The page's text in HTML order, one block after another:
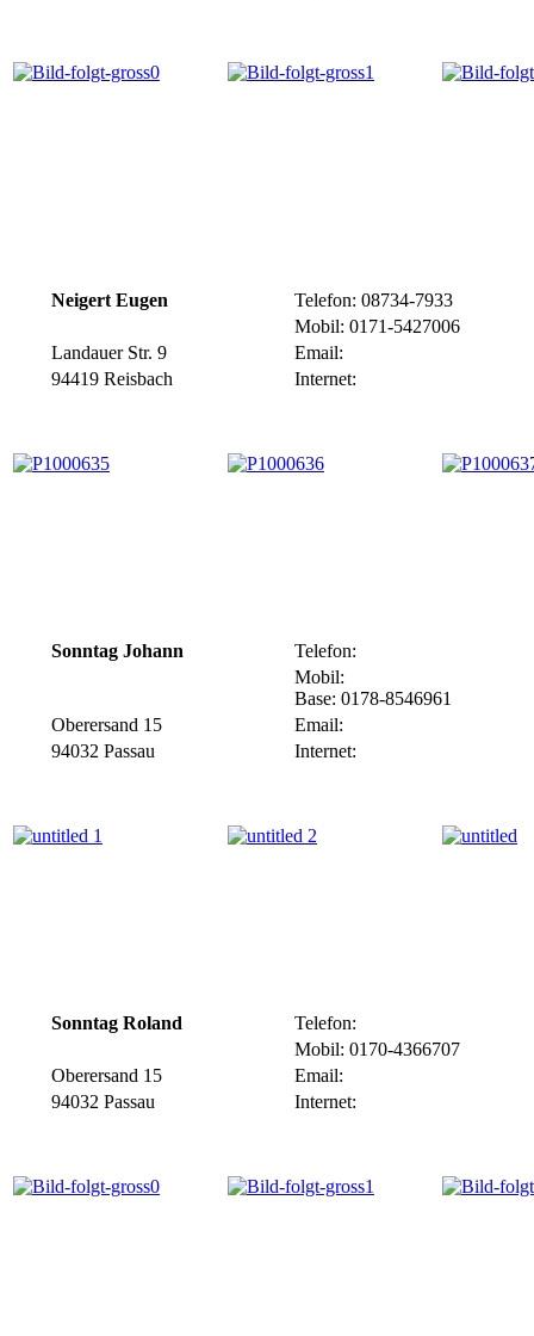
Neigert Eugen
Telefon: 08734-7933
Mobil: 0171-5427006
Landauer Str. 9
Email:
94419 Reisbach
Internet:
Sonntag Johann
Telefon:
Mobil:
Base: 0178-8546961
Oberersand 15
Email:
94032 Passau
Internet:
Sonntag Roland
Telefon:
Mobil: 0170-4366707
Oberersand 15
Email:
94032 Passau
Internet: